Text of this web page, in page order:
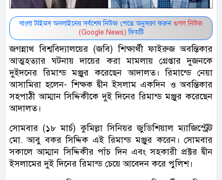
বাংলা টাইমস অনলাইনের সর্বশেষ নিউজ পেতে অনুসরণ করুন গুগল নিউজ
(Google News) ফিডটি
জগন্নাথ বিশ্ববিদ্যালয়ের (জবি) শিক্ষার্থী ফাইরুজ অবন্তিকার
আত্মহত্যার ঘটনায় দায়ের করা মামলায় গ্রেপ্তার দুজনকে
দুইদনের রিমান্ড মঞ্জুর করেছেন আদালত। রিমান্ডে নেয়া
আসামিরা হলেন- শিক্ষক দ্বীন ইসলাম একদিন ও অবন্তিকার
সহপাঠী আম্মান সিদ্দিকীকে দুই দিনের রিমান্ড মঞ্জুর করেছেন
আদালত।
সোমবার (১৮ মার্চ) কুমিল্লা সিনিয়র জুডিশিয়াল ম্যাজিস্ট্রেট
মো. আবু বকর সিদ্দিক এই রিমান্ড মঞ্জুর করেন। সোমবার
সকালে আম্মান সিদ্দিকীর পাঁচ দিন এবং সহকারী প্রক্টর দ্বীন
ইসলামের দুই দিনের রিমান্ড চেয়ে আবেদন করে পুলিশ।